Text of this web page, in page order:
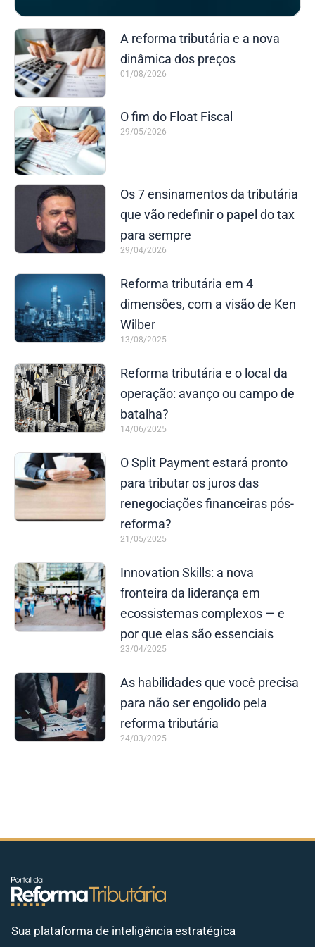
A reforma tributária e a nova
dinâmica dos preços
01/08/2026
O fim do Float Fiscal
29/05/2026
Os 7 ensinamentos da tributária
que vão redefinir o papel do tax
para sempre
29/04/2026
Reforma tributária em 4
dimensões, com a visão de Ken
Wilber
13/08/2025
Reforma tributária e o local da
operação: avanço ou campo de
batalha?
14/06/2025
O Split Payment estará pronto
para tributar os juros das
renegociações financeiras pós-
reforma?
21/05/2025
Innovation Skills: a nova
fronteira da liderança em
ecossistemas complexos — e
por que elas são essenciais
23/04/2025
As habilidades que você precisa
para não ser engolido pela
reforma tributária
24/03/2025
Sua plataforma de inteligência estratégica